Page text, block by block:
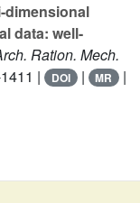
dimensional
data: well-
Ration. Mech.
| DOI | MR |